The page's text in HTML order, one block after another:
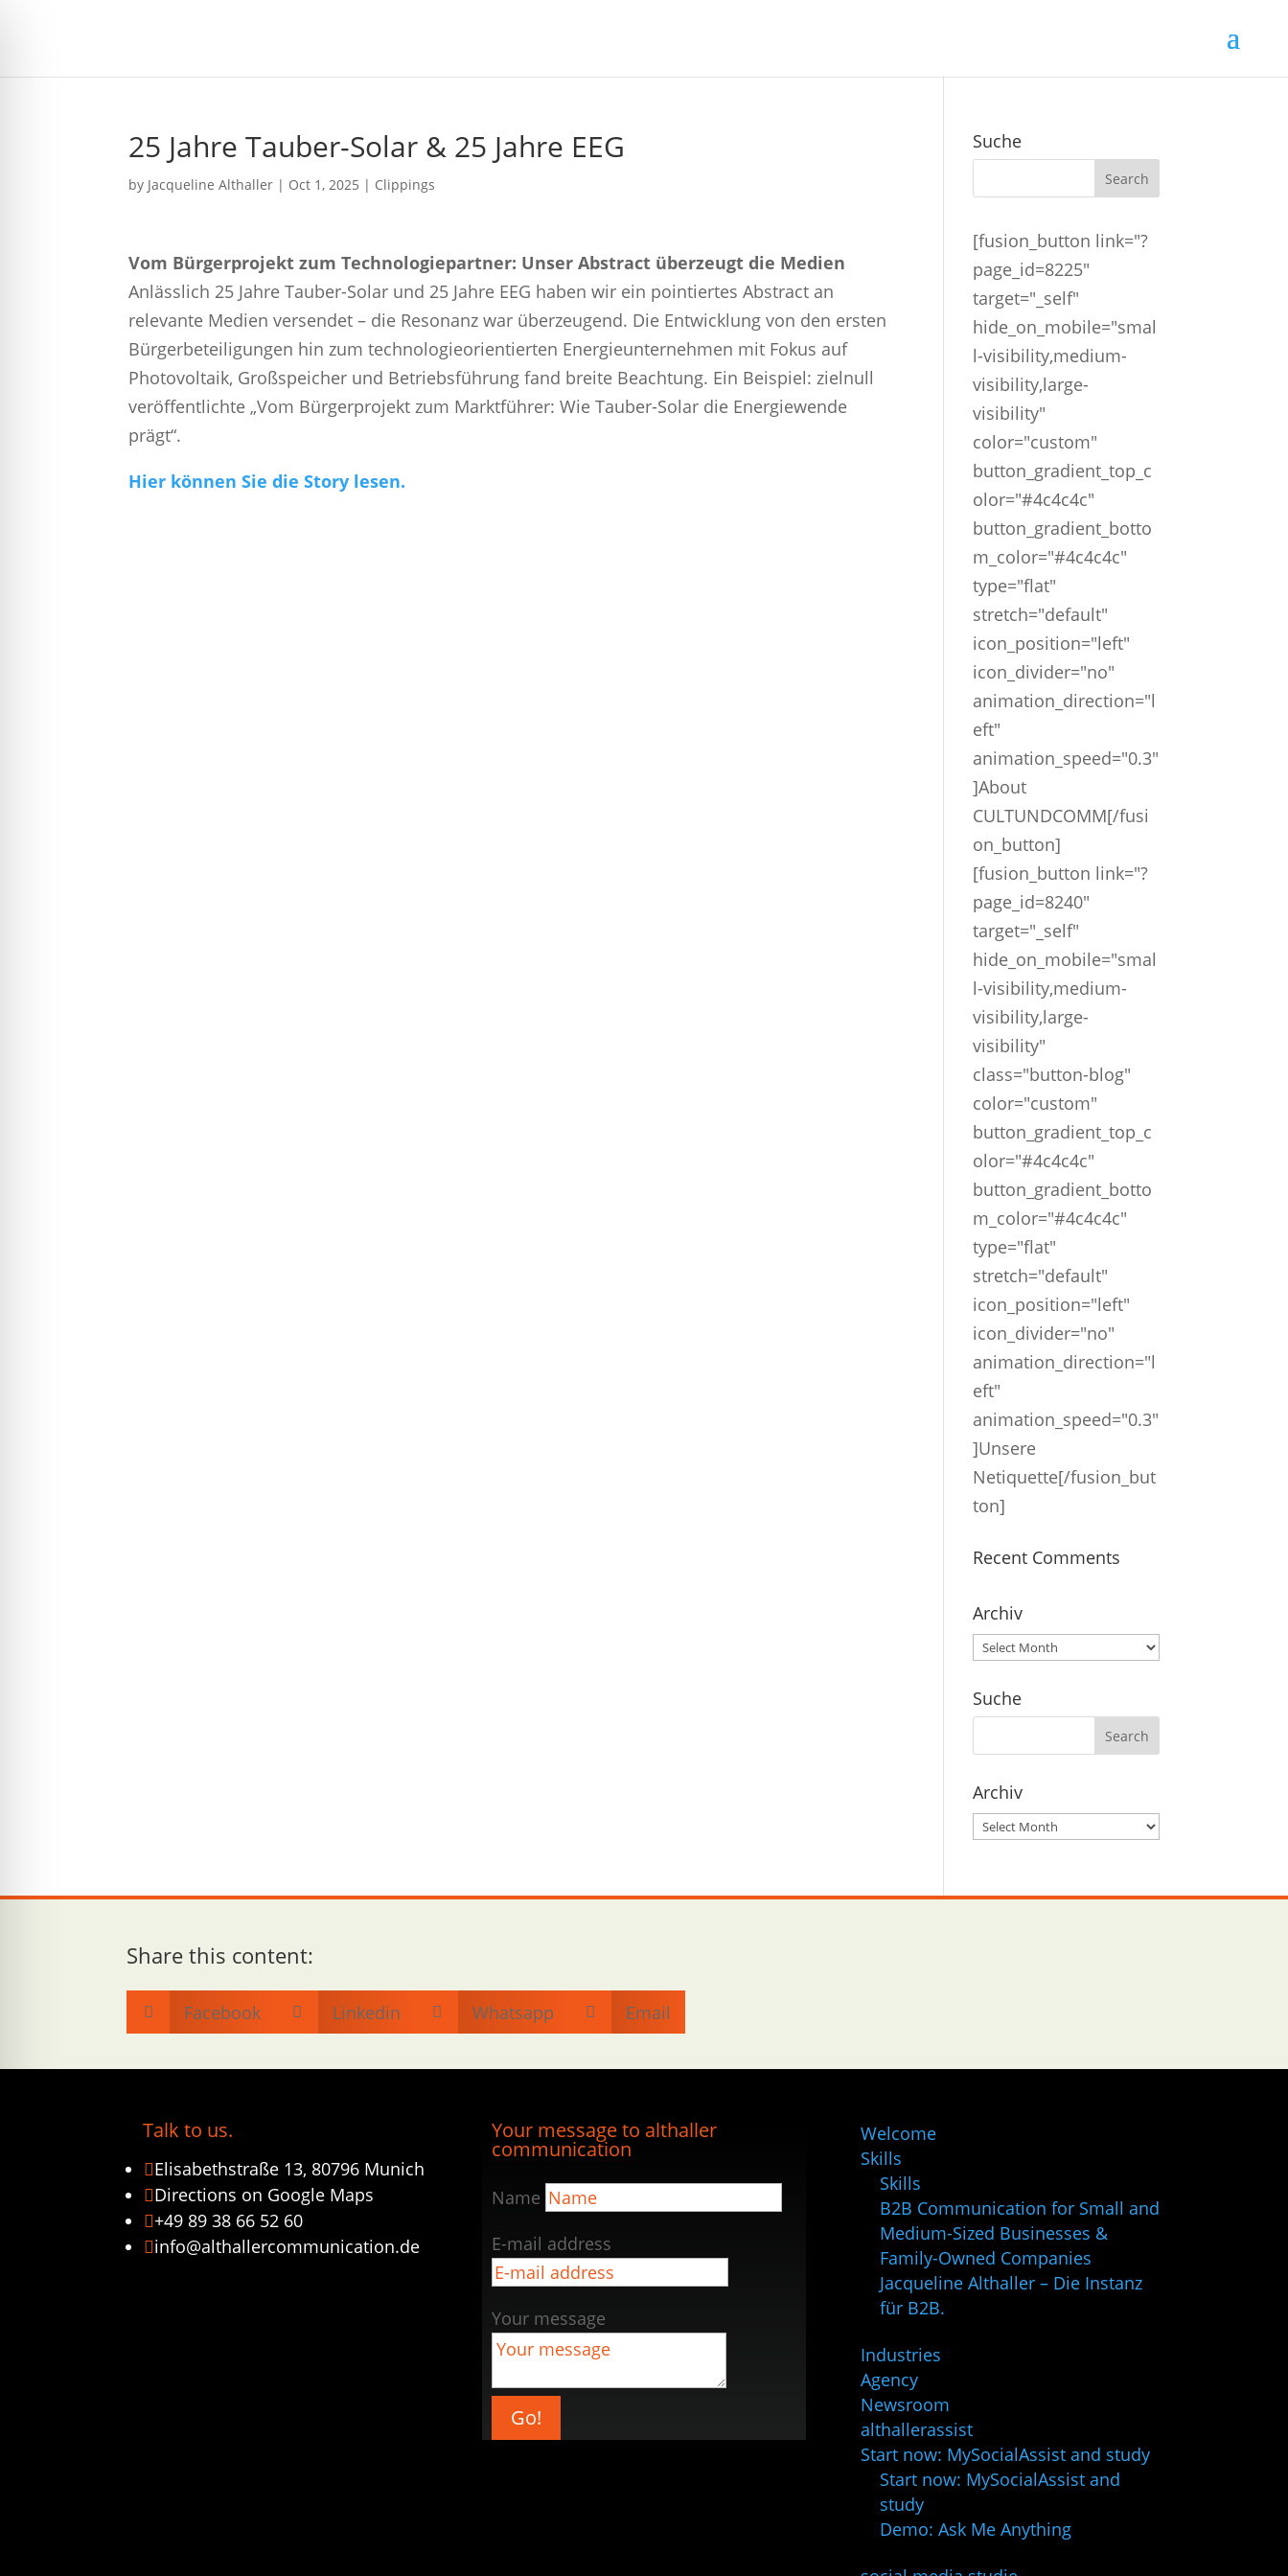
25 Jahre Tauber-Solar & 25 Jahre EEG
by Jacqueline Althaller | Oct 1, 2025 | Clippings
Vom Bürgerprojekt zum Technologiepartner: Unser Abstract überzeugt die Medien
Anlässlich 25 Jahre Tauber-Solar und 25 Jahre EEG haben wir ein pointiertes Abstract an
relevante Medien versendet – die Resonanz war überzeugend. Die Entwicklung von den ersten
Bürgerbeteiligungen hin zum technologieorientierten Energieunternehmen mit Fokus auf
Photovoltaik, Großspeicher und Betriebsführung fand breite Beachtung. Ein Beispiel: zielnull
veröffentlichte „Vom Bürgerprojekt zum Marktführer: Wie Tauber-Solar die Energiewende
prägt“.
Hier können Sie die Story lesen.
Suche
[fusion_button link="?
page_id=8225"
target="_self"
hide_on_mobile="smal
l-visibility,medium-
visibility,large-
visibility"
color="custom"
button_gradient_top_c
olor="#4c4c4c"
button_gradient_botto
m_color="#4c4c4c"
type="flat"
stretch="default"
icon_position="left"
icon_divider="no"
animation_direction="l
eft"
animation_speed="0.3"
]About
CULTUNDCOMM[/fusi
on_button]
[fusion_button link="?
page_id=8240"
target="_self"
hide_on_mobile="smal
l-visibility,medium-
visibility,large-
visibility"
class="button-blog"
color="custom"
button_gradient_top_c
olor="#4c4c4c"
button_gradient_botto
m_color="#4c4c4c"
type="flat"
stretch="default"
icon_position="left"
icon_divider="no"
animation_direction="l
eft"
animation_speed="0.3"
]Unsere
Netiquette[/fusion_but
ton]
Recent Comments
Archiv
Archiv
Suche
Archiv
Archiv
Share this content:
 Facebook  Linkedin  Whatsapp  Email
Talk to us.
Elisabethstraße 13, 80796 Munich
Directions on Google Maps
+49 89 38 66 52 60
info@althallercommunication.de
Your message to althaller
communication
Name
E-mail address
Your message
Go!
Welcome
Skills
Skills
B2B Communication for Small and
Medium-Sized Businesses &
Family-Owned Companies
Jacqueline Althaller – Die Instanz
für B2B.
Industries
Agency
Newsroom
althallerassist
Start now: MySocialAssist and study
Start now: MySocialAssist and
study
Demo: Ask Me Anything